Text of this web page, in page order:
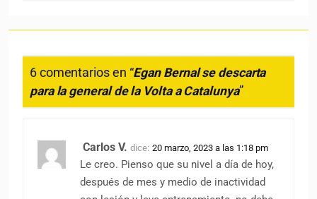
6 comentarios en “Egan Bernal se descarta
para la general de la Volta a Catalunya”
Carlos V. dice: 20 marzo, 2023 a las 1:18 pm
Le creo. Pienso que su nivel a día de hoy,
después de mes y medio de inactividad